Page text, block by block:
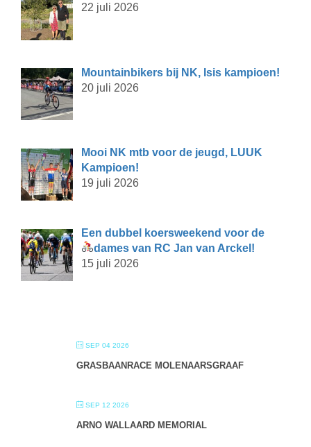
22 juli 2026
Mountainbikers bij NK, Isis kampioen!
20 juli 2026
Mooi NK mtb voor de jeugd, LUUK
Kampioen!
19 juli 2026
Een dubbel koersweekend voor de
dames van RC Jan van Arckel!
15 juli 2026
SEP 04 2026
GRASBAANRACE MOLENAARSGRAAF
SEP 12 2026
ARNO WALLAARD MEMORIAL